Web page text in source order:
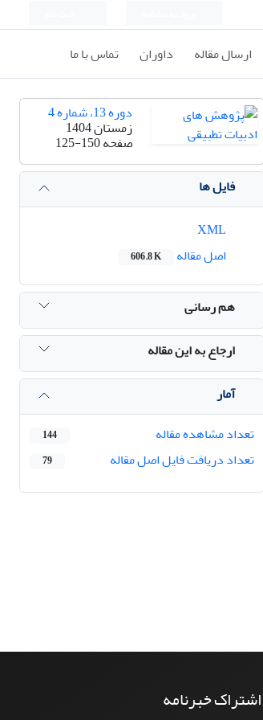
ارسال مقاله داوران تماس با ما
دوره 13، شماره 4
زمستان 1404
صفحه125-150
فایل ها
اصل مقاله
606.8 K
هم رسانی
ارجاع به این مقاله
آمار
تعداد مشاهده مقاله
144
تعداد دریافت فایل اصل مقاله 79
اشتراک خبرنامه